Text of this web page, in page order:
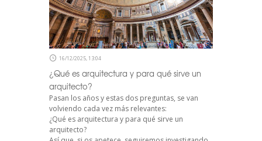
16/12/2025, 13:04
¿Qué es arquitectura y para qué sirve un
arquitecto?
Pasan los años y estas dos preguntas, se van
volviendo cada vez más relevantes:
¿Qué es arquitectura y para qué sirve un
arquitecto?